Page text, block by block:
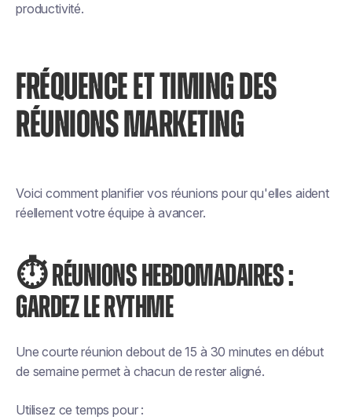
productivité.
FRÉQUENCE ET TIMING DES
RÉUNIONS MARKETING
Voici comment planifier vos réunions pour qu'elles aident
réellement votre équipe à avancer.
⏱ RÉUNIONS HEBDOMADAIRES :
GARDEZ LE RYTHME
Une courte réunion debout de 15 à 30 minutes en début
de semaine permet à chacun de rester aligné.
Utilisez ce temps pour :